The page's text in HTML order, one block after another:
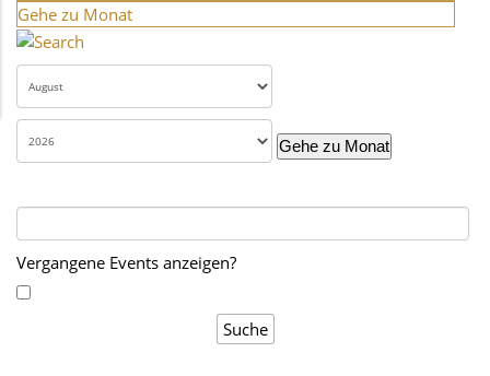
Gehe zu Monat
Gehe zu Monat
Vergangene Events anzeigen?